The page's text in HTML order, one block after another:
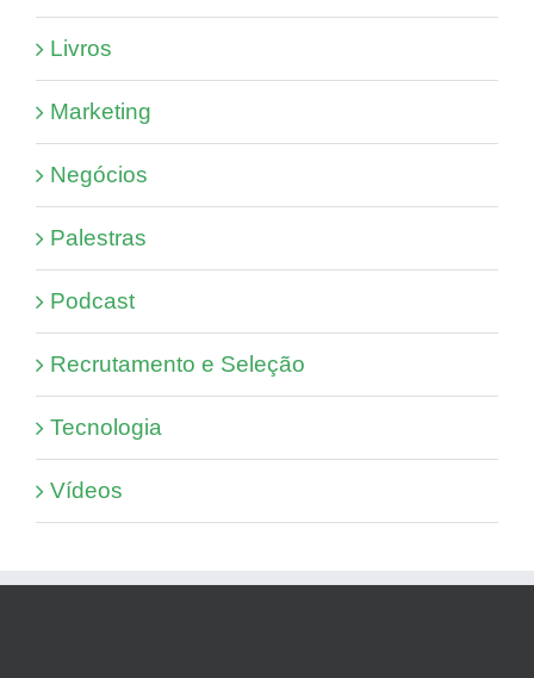
Livros
Marketing
Negócios
Palestras
Podcast
Recrutamento e Seleção
Tecnologia
Vídeos